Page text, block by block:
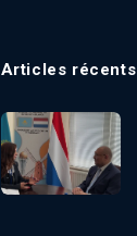
Articles récents